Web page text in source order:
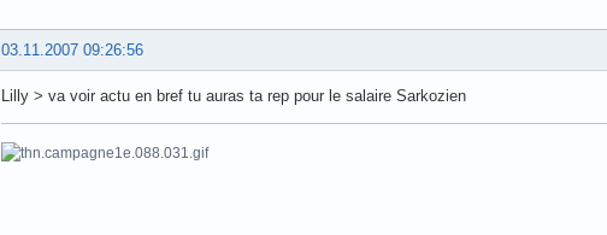
03.11.2007 09:26:56
Lilly > va voir actu en bref tu auras ta rep pour le salaire Sarkozien